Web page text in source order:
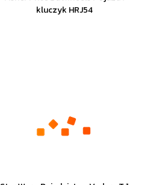
kluczyk HRJ54